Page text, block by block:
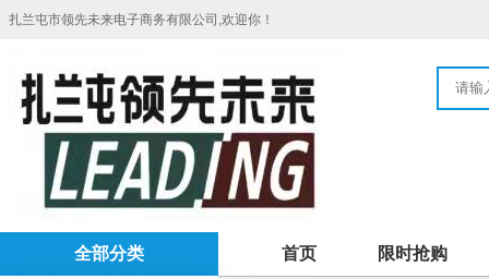
扎兰屯市领先未来电子商务有限公司,欢迎你！
全部分类 首页 限时抢购